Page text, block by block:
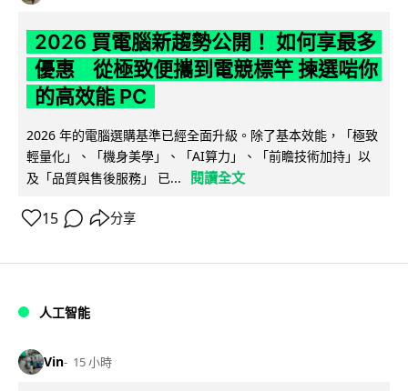
2026 買電腦新趨勢公開！ 如何享最多
優惠 從極致便攜到電競標竿 揀選啱你
的高效能 PC
2026 年的電腦選購基準已經全面升級。除了基本效能，「極致
輕量化」、「機身美學」、「AI算力」、「前瞻技術加持」以
及「品質與售後服務」 已...
閱讀全文
15 分享
人工智能
Vin 15 小時